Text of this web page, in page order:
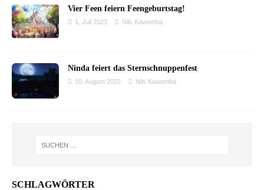
Vier Feen feiern Feengeburtstag!
1. Juli 2023 Nils Kawomba
Ninda feiert das Sternschnuppenfest
10. August 2022 Nils Kawomba
SCHLAGWÖRTER